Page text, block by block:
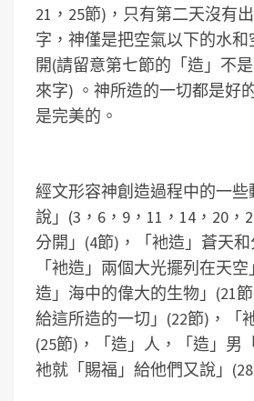
21，25節)，只有第二天沒有
字，神僅是把空氣以下的水
開(請留意第七節的「造」不
來字) 。神所造的一切都是好
是完美的。
經文形容神創造過程中的一
說」(3，6，9，11，14，20，
分開」(4節)，「衪造」蒼天和
「衪造」兩個大光擺列在天
造」海中的偉大的生物」(21節
給這所造的一切」(22節)，「
(25節)，「造」人，「造」男
衪就「賜福」給他們又說」(28